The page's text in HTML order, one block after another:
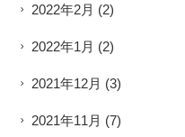
2022年2月 (2)
2022年1月 (2)
2021年12月 (3)
2021年11月 (7)